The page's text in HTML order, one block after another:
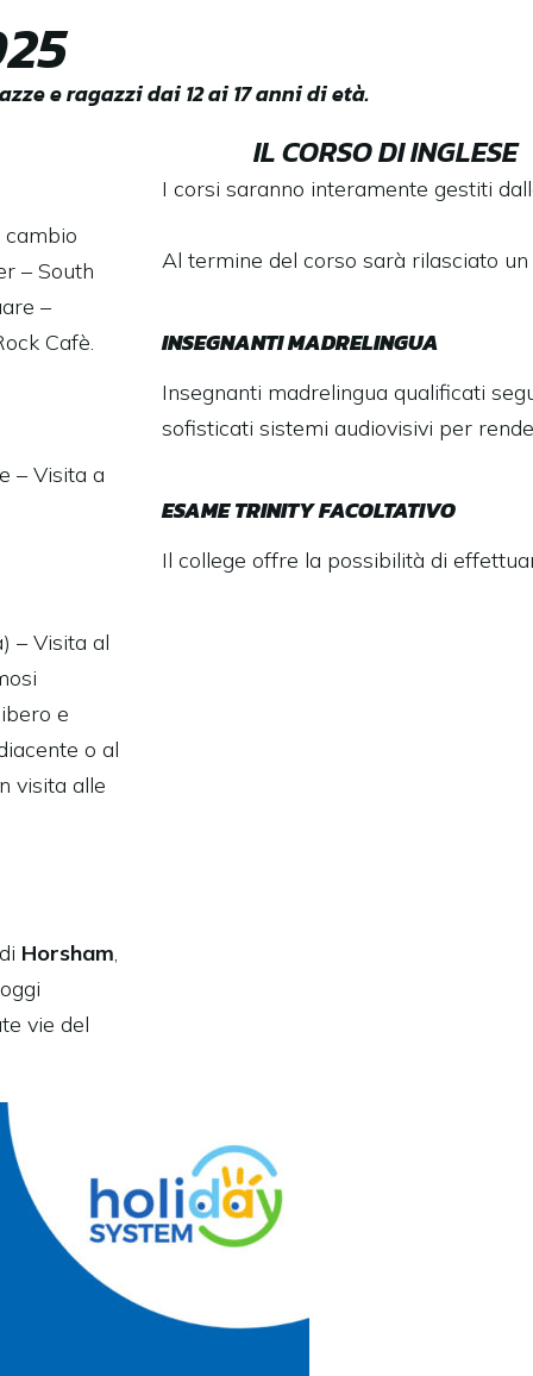
e ragazzi dai 12 ai 17 anni di età.
cambio
– South
–
Cafè.
– Visita a
– Visita al
e
o al
visita alle
Horsham,
vie del
IL CORSO DI INGLESE
I corsi saranno interamente gestiti
Al termine del corso sarà rilasciato
INSEGNANTI MADRELINGUA
Insegnanti madrelingua qualificati
sofisticati sistemi audiovisivi per
ESAME TRINITY FACOLTATIVO
Il college offre la possibilità di